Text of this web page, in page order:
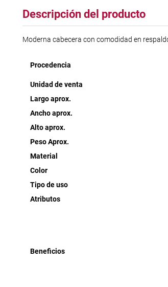
Descripción del producto
Moderna cabecera con comodidad en
Procedencia
Unidad de venta
Largo aprox.
Ancho aprox.
Alto aprox.
Peso Aprox.
Material
Color
Tipo de uso
Atributos
Beneficios